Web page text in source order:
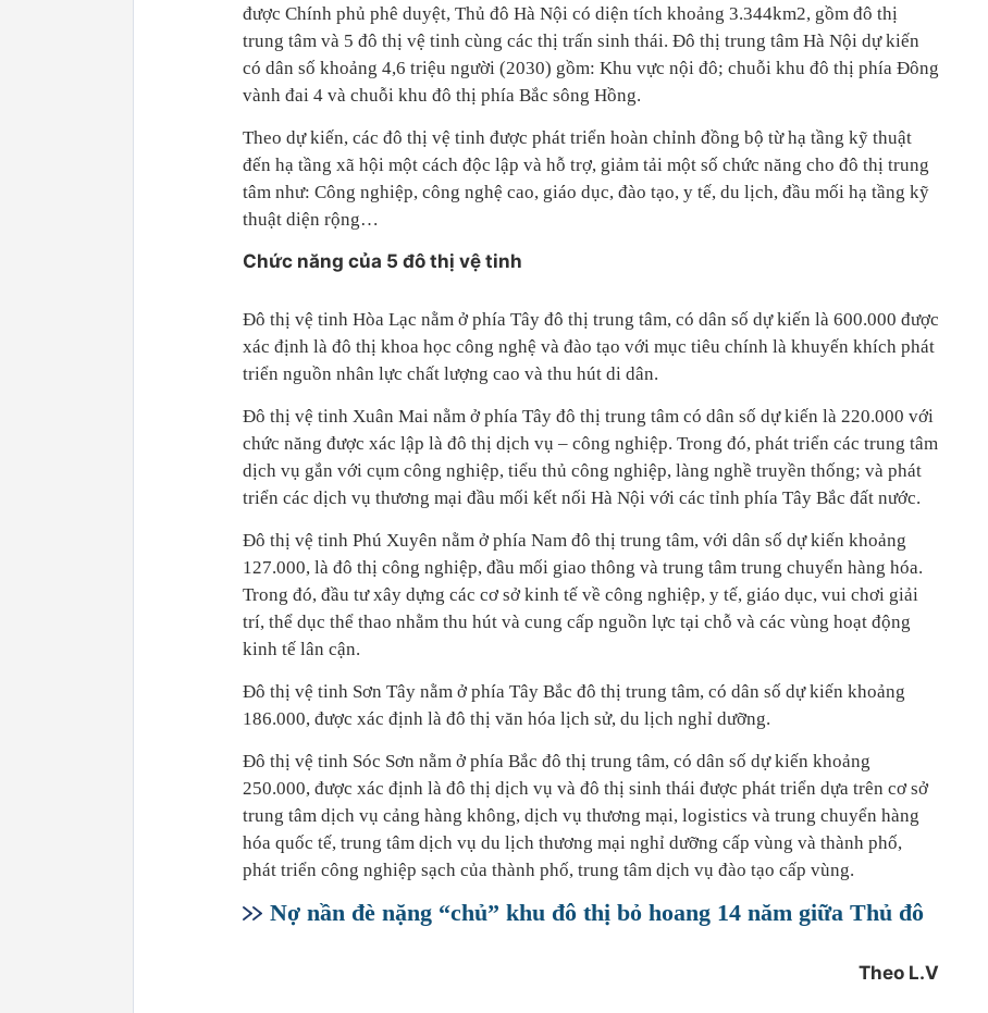
được Chính phủ phê duyệt, Thủ đô Hà Nội có diện tích khoảng 3.344km2, gồm đô thị
trung tâm và 5 đô thị vệ tinh cùng các thị trấn sinh thái. Đô thị trung tâm Hà Nội dự kiến
có dân số khoảng 4,6 triệu người (2030) gồm: Khu vực nội đô; chuỗi khu đô thị phía Đông
vành đai 4 và chuỗi khu đô thị phía Bắc sông Hồng.
Theo dự kiến, các đô thị vệ tinh được phát triển hoàn chỉnh đồng bộ từ hạ tầng kỹ thuật
đến hạ tầng xã hội một cách độc lập và hỗ trợ, giảm tải một số chức năng cho đô thị trung
tâm như: Công nghiệp, công nghệ cao, giáo dục, đào tạo, y tế, du lịch, đầu mối hạ tầng kỹ
thuật diện rộng…
Chức năng của 5 đô thị vệ tinh
Đô thị vệ tinh Hòa Lạc nằm ở phía Tây đô thị trung tâm, có dân số dự kiến là 600.000 được
xác định là đô thị khoa học công nghệ và đào tạo với mục tiêu chính là khuyến khích phát
triển nguồn nhân lực chất lượng cao và thu hút di dân.
Đô thị vệ tinh Xuân Mai nằm ở phía Tây đô thị trung tâm có dân số dự kiến là 220.000 với
chức năng được xác lập là đô thị dịch vụ – công nghiệp. Trong đó, phát triển các trung tâm
dịch vụ gắn với cụm công nghiệp, tiểu thủ công nghiệp, làng nghề truyền thống; và phát
triển các dịch vụ thương mại đầu mối kết nối Hà Nội với các tỉnh phía Tây Bắc đất nước.
Đô thị vệ tinh Phú Xuyên nằm ở phía Nam đô thị trung tâm, với dân số dự kiến khoảng
127.000, là đô thị công nghiệp, đầu mối giao thông và trung tâm trung chuyển hàng hóa.
Trong đó, đầu tư xây dựng các cơ sở kinh tế về công nghiệp, y tế, giáo dục, vui chơi giải
trí, thể dục thể thao nhằm thu hút và cung cấp nguồn lực tại chỗ và các vùng hoạt động
kinh tế lân cận.
Đô thị vệ tinh Sơn Tây nằm ở phía Tây Bắc đô thị trung tâm, có dân số dự kiến khoảng
186.000, được xác định là đô thị văn hóa lịch sử, du lịch nghỉ dưỡng.
Đô thị vệ tinh Sóc Sơn nằm ở phía Bắc đô thị trung tâm, có dân số dự kiến khoảng
250.000, được xác định là đô thị dịch vụ và đô thị sinh thái được phát triển dựa trên cơ sở
trung tâm dịch vụ cảng hàng không, dịch vụ thương mại, logistics và trung chuyển hàng
hóa quốc tế, trung tâm dịch vụ du lịch thương mại nghỉ dưỡng cấp vùng và thành phố,
phát triển công nghiệp sạch của thành phố, trung tâm dịch vụ đào tạo cấp vùng.
Nợ nần đè nặng “chủ” khu đô thị bỏ hoang 14 năm giữa Thủ đô
Theo L.V